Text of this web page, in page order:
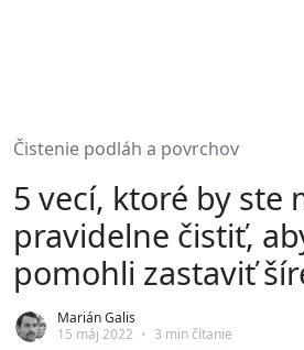
Čistenie podláh a povrchov
5 vecí, ktoré by ste
pravidelne čistiť,
pomohli zastaviť
Marián Galis
15 máj 2022 • 3 min čítanie